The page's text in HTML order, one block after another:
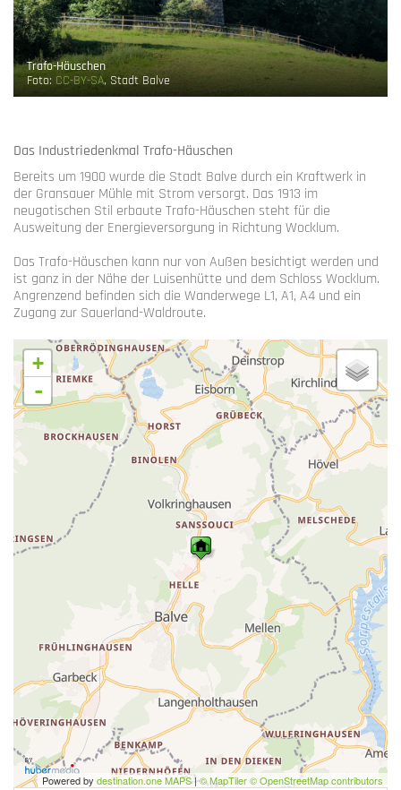
Trafo-Häuschen
Foto: CC-BY-SA, Stadt Balve
Das Industriedenkmal Trafo-Häuschen
Bereits um 1900 wurde die Stadt Balve durch ein Kraftwerk in
der Gransauer Mühle mit Strom versorgt. Das 1913 im
neugotischen Stil erbaute Trafo-Häuschen steht für die
Ausweitung der Energieversorgung in Richtung Wocklum.
Das Trafo-Häuschen kann nur von Außen besichtigt werden und
ist ganz in der Nähe der Luisenhütte und dem Schloss Wocklum.
Angrenzend befinden sich die Wanderwege L1, A1, A4 und ein
Zugang zur Sauerland-Waldroute.
+
-
Powered by destination.one MAPS|© MapTiler © OpenStreetMap contributors